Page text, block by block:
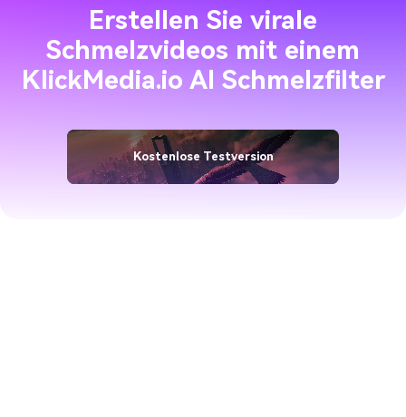
Erstellen Sie virale
Schmelzvideos mit einem
KlickMedia.io AI Schmelzfilter
Kostenlose Testversion